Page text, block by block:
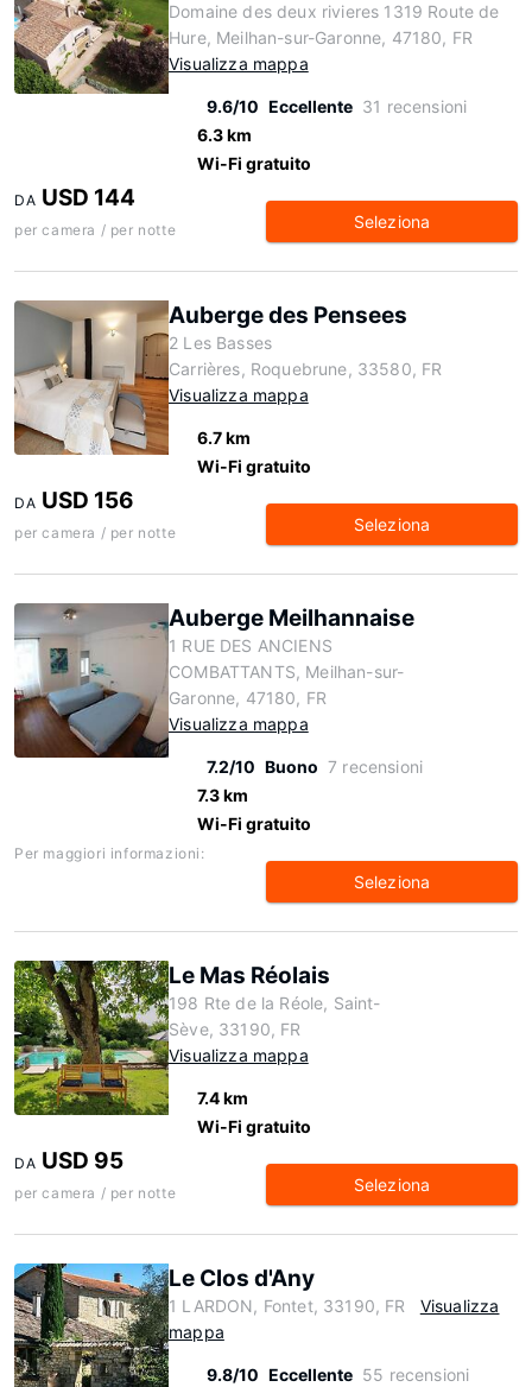
Domaine des deux rivieres 1319 Route de
Hure, Meilhan-sur-Garonne, 47180, FR
Visualizza mappa
9.6/10 Eccellente 31 recensioni
6.3 km
Wi-Fi gratuito
DA USD 144
per camera / per notte Seleziona
Auberge des Pensees
2 Les Basses
Carrières, Roquebrune, 33580, FR
Visualizza mappa
6.7 km
Wi-Fi gratuito
DA USD 156
per camera / per notte Seleziona
Auberge Meilhannaise
1 RUE DES ANCIENS
COMBATTANTS, Meilhan-sur-
Garonne, 47180, FR
Visualizza mappa
7.2/10 Buono 7 recensioni
7.3 km
Wi-Fi gratuito
Per maggiori informazioni:
Seleziona
Le Mas Réolais
198 Rte de la Réole, Saint-
Sève, 33190, FR
Visualizza mappa
7.4 km
Wi-Fi gratuito
DA USD 95
per camera / per notte Seleziona
Le Clos d'Any
1 LARDON, Fontet, 33190, FR
Visualizza
mappa
9.8/10 Eccellente 55 recensioni